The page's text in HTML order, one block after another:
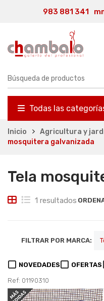
983 881 341
Todas las
Inicio Agricultura y
mosquitera galvanizada
Tela
1 resultados
FILTRAR POR MARCA:
NOVEDADES OFERTAS
Ref: 01190310